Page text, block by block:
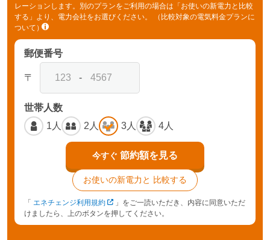
レーションします。別のプランをご利用の場合は「お使いの新電力と比較
する」より、電力会社をお選びください。
（比較対象の電気料金プランに
ついて）
郵便番号
〒 -
世帯人数
1人
2人 3人 4人
今すぐ 節約額を見る
お使いの新電力と 比較する
「 エネチェンジ利用規約
」をご一読いただき、内容に同意いただ
けましたら、上のボタンを押してください。